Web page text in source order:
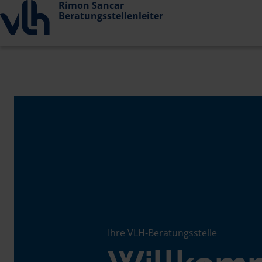
Rimon Sancar
Beratungsstellenleiter
Ihre VLH-Beratungsstelle